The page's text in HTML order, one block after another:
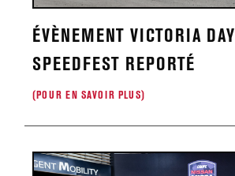
ÉVÈNEMENT VICTORIA DAY
SPEEDFEST REPORTÉ
(POUR EN SAVOIR PLUS)